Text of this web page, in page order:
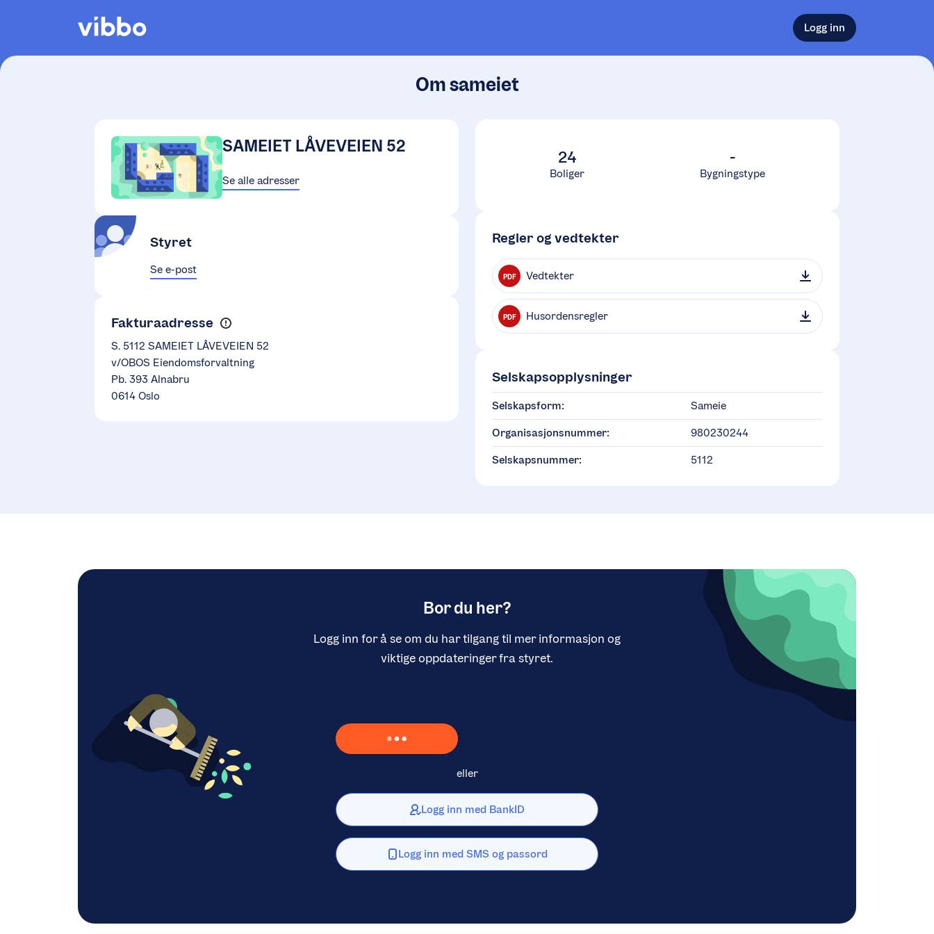
Logg inn
Om sameiet
SAMEIET LÅVEVEIEN 52
Se alle adresser
Styret
Se e-post
Fakturaadresse
S. 5112 SAMEIET LÅVEVEIEN 52
v/OBOS Eiendomsforvaltning
Pb. 393 Alnabru
0614 Oslo
24
Boliger
-
Bygningstype
Regler og vedtekter
PDF Vedtekter
PDF Husordensregler
Selskapsopplysninger
Selskapsform: Sameie
Organisasjonsnummer: 980230244
Selskapsnummer: 5112
Bor du her?
Logg inn for å se om du har tilgang til mer informasjon og
viktige oppdateringer fra styret.
Laster inn Vipps …
eller
Logg inn med BankID
Logg inn med SMS og passord